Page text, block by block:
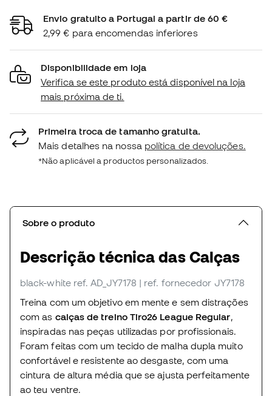
Envio gratuito a Portugal a partir de 60 €
2,99 € para encomendas inferiores
Disponibilidade em loja
Verifica se este produto está disponível na loja
mais próxima de ti.
Primeira troca de tamanho gratuita.
Mais detalhes na nossa política de devoluções.
*Não aplicável a productos personalizados.
Sobre o produto
Descrição técnica das Calças
black-white ref. AD_JY7178 | ref. fornecedor JY7178
Treina com um objetivo em mente e sem distrações
com as calças de treino Tiro26 League Regular,
inspiradas nas peças utilizadas por profissionais.
Foram feitas com um tecido de malha dupla muito
confortável e resistente ao desgaste, com uma
cintura de altura média que se ajusta perfeitamente
ao teu ventre.